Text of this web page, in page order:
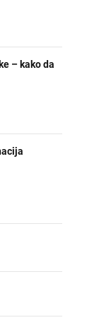
– kako da